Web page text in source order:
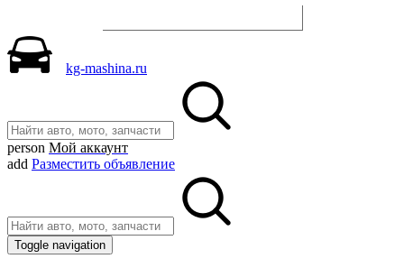
kg-mashina.ru
person Мой аккаунт
add Разместить объявление
Toggle navigation